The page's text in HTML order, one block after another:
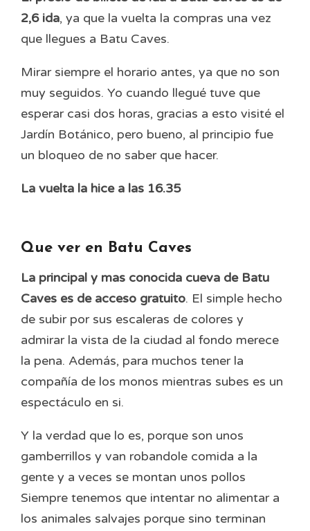
2,6 ida, ya que la vuelta la compras una vez
que llegues a Batu Caves.
Mirar siempre el horario antes, ya que no son
muy seguidos. Yo cuando llegué tuve que
esperar casi dos horas, gracias a esto visité el
Jardín Botánico, pero bueno, al principio fue
un bloqueo de no saber que hacer.
La vuelta la hice a las 16.35
Que ver en Batu Caves
La principal y mas conocida cueva de Batu
Caves es de acceso gratuito. El simple hecho
de subir por sus escaleras de colores y
admirar la vista de la ciudad al fondo merece
la pena. Además, para muchos tener la
compañía de los monos mientras subes es un
espectáculo en si.
Y la verdad que lo es, porque son unos
gamberrillos y van robandole comida a la
gente y a veces se montan unos pollos
Siempre tenemos que intentar no alimentar a
los animales salvajes porque sino terminan